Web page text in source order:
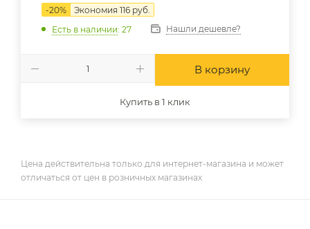
-20% Экономия 116 руб.
Есть в наличии: 27 Нашли дешевле?
В корзину
Купить в 1 клик
Цена действительна только для интернет-магазина и может
отличаться от цен в розничных магазинах